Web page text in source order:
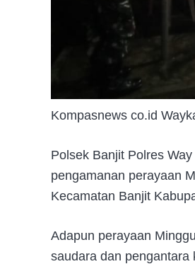
Kompasnews co.id
Polsek Banjit Polres
pengamanan perayaan
Kecamatan Banjit
Adapun perayaan
saudara dan pengantara